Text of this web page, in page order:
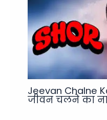
Jeevan Chalne
जीवन चलने का